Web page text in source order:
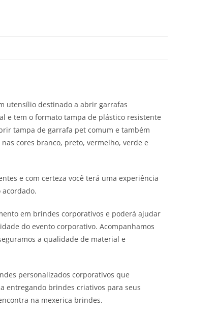
utensílio destinado a abrir garrafas
e tem o formato tampa de plástico resistente
tampa de garrafa pet comum e também
cores branco, preto, vermelho, verde e
e com certeza você terá uma experiência
em brindes corporativos e poderá ajudar
do evento corporativo. Acompanhamos
a qualidade de material e
personalizados corporativos que
entregando brindes criativos para seus
na mexerica brindes.